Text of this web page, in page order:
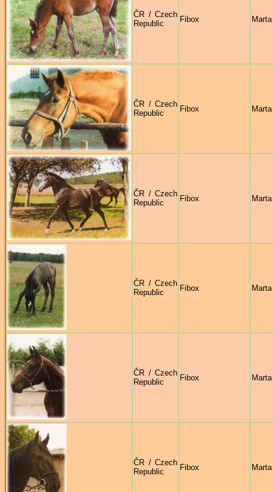
ČR / Czech
Republic
Fibox
ČR / Czech
Republic
Fibox
ČR / Czech
Republic
Fibox
ČR / Czech
Republic
Fibox
ČR / Czech
Republic
Fibox
ČR / Czech
Republic
Fibox